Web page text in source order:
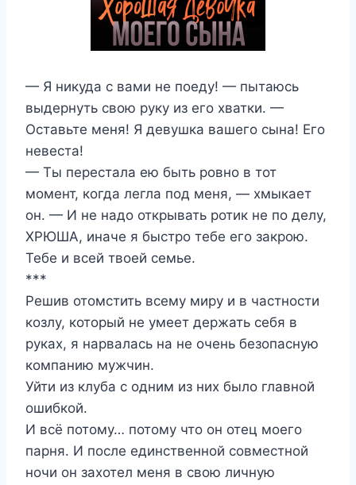
— Я никуда с вами не поеду! — пытаюсь
выдернуть свою руку из его хватки. —
Оставьте меня! Я девушка вашего сына! Его
невеста!
— Ты перестала ею быть ровно в тот
момент, когда легла под меня, — хмыкает
он. — И не надо открывать ротик не по делу,
ХРЮША, иначе я быстро тебе его закрою.
Тебе и всей твоей семье.
***
Решив отомстить всему миру и в частности
козлу, который не умеет держать себя в
руках, я нарвалась на не очень безопасную
компанию мужчин.
Уйти из клуба с одним из них было главной
ошибкой.
И всё потому… потому что он отец моего
парня. И после единственной совместной
ночи он захотел меня в свою личную